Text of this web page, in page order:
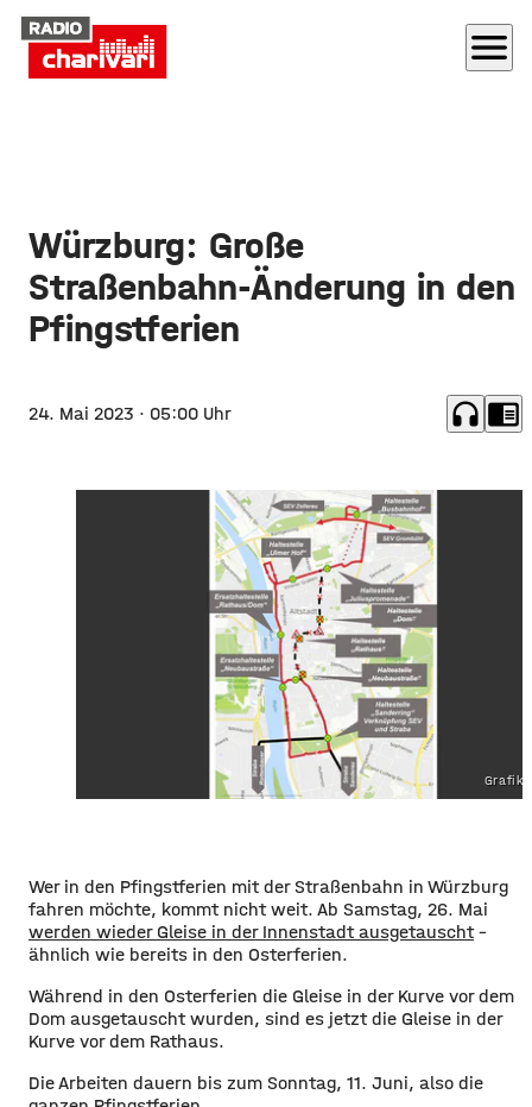
menu
Würzburg: Große
Straßenbahn-Änderung in den
Pfingstferien
24. Mai 2023 · 05:00 Uhr headphones chrome_reader_mode
Grafik:
Wer in den Pfingstferien mit der Straßenbahn in Würzburg
fahren möchte, kommt nicht weit. Ab Samstag, 26. Mai
werden wieder Gleise in der Innenstadt ausgetauscht-
ähnlich wie bereits in den Osterferien.
Während in den Osterferien die Gleise in der Kurve vor dem
Dom ausgetauscht wurden, sind es jetzt die Gleise in der
Kurve vor dem Rathaus.
Die Arbeiten dauern bis zum Sonntag, 11. Juni, also die